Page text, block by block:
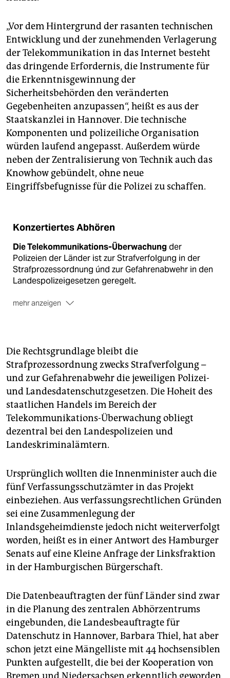
„Vor dem Hintergrund der rasanten technischen
Entwicklung und der zunehmenden Verlagerung
der Telekommunikation in das Internet besteht
das dringende Erfordernis, die Instrumente für
die Erkenntnisgewinnung der
Sicherheitsbehörden den veränderten
Gegebenheiten anzupassen“, heißt es aus der
Staatskanzlei in Hannover. Die technische
Komponenten und polizeiliche Organisation
würden laufend angepasst. Außerdem würde
neben der Zentralisierung von Technik auch das
Knowhow gebündelt, ohne neue
Eingriffsbefugnisse für die Polizei zu schaffen.
Konzertiertes Abhören
Die Telekommunikations-Überwachung der
Polizeien der Länder ist zur Strafverfolgung in der
Strafprozessordnung únd zur Gefahrenabwehr in den
Landespolizeigesetzen geregelt.
mehr anzeigen
Das geplante
zentrale "Rechen- und
Dienstleistungszentrum Telekommunikations-
Überwachung" in Hannover ist daher auch ein Projekt
zur Rationalisierung und Kostenersparnis, damit nicht
jedes einzelne Bundesland in neue Technik investieren
muss.
Bereits seit 2012kooperieren Niedersachsen und
Bremen bei der Telekommunikations-Überwachung.
Schleswig-Holstein, Hamburg und Mecklenburg-
Die Rechtsgrundlage bleibt die
Strafprozessordnung zwecks Strafverfolgung –
und zur Gefahrenabwehr die jeweiligen Polizei-
und Landesdatenschutzgesetzen. Die Hoheit des
staatlichen Handels im Bereich der
Telekommunikations-Überwachung obliegt
dezentral bei den Landespolizeien und
Landeskriminalämtern.
Ursprünglich wollten die Innenminister auch die
fünf Verfassungsschutzämter in das Projekt
einbeziehen. Aus verfassungsrechtlichen Gründen
sei eine Zusammenlegung der
Inlandsgeheimdienste jedoch nicht weiterverfolgt
worden, heißt es in einer Antwort des Hamburger
Senats auf eine Kleine Anfrage der Linksfraktion
in der Hamburgischen Bürgerschaft.
Die Datenbeauftragten der fünf Länder sind zwar
in die Planung des zentralen Abhörzentrums
eingebunden, die Landesbeauftragte für
Datenschutz in Hannover, Barbara Thiel, hat aber
schon jetzt eine Mängelliste mit 44 hochsensiblen
Punkten aufgestellt, die bei der Kooperation von